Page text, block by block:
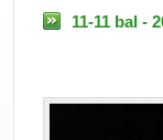
11-11 bal -